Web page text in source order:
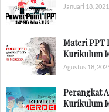
Januari 18, 2021
Materi PPT
Kurikulum
Agustus 18,
Perangkat
Kurikulum